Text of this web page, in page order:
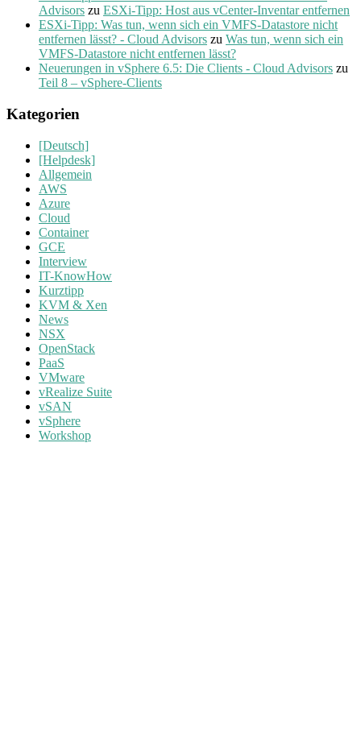
Advisors zu ESXi-Tipp: Host aus vCenter-Inventar entfernen
ESXi-Tipp: Was tun, wenn sich ein VMFS-Datastore nicht
entfernen lässt? - Cloud Advisors zu Was tun, wenn sich ein
VMFS-Datastore nicht entfernen lässt?
Neuerungen in vSphere 6.5: Die Clients - Cloud Advisors zu
Teil 8 – vSphere-Clients
Kategorien
[Deutsch]
[Helpdesk]
Allgemein
AWS
Azure
Cloud
Container
GCE
Interview
IT-KnowHow
Kurztipp
KVM & Xen
News
NSX
OpenStack
PaaS
VMware
vRealize Suite
vSAN
vSphere
Workshop